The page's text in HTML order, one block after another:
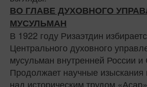
ВО ГЛАВЕ ДУХОВНОГО
МУСУЛЬМАН
В 1922 году Ризаэтдин
Центрального духовного
мусульман внутренней России и
Продолжает научные изыскания
над историческим трудом